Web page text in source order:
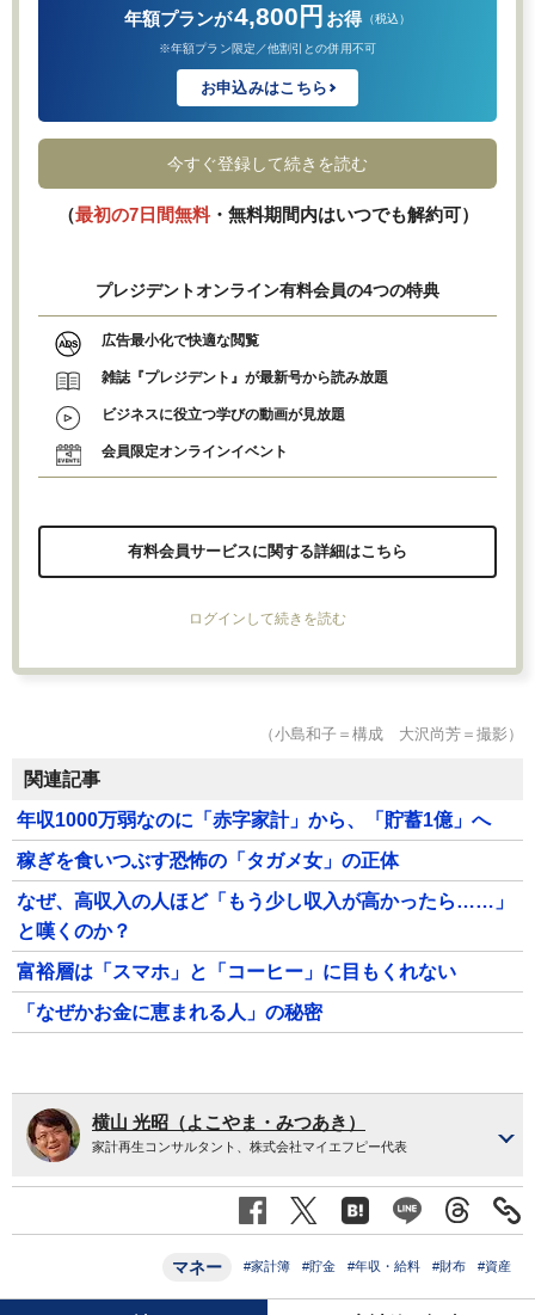
年額プランが4,800円 お得 （税込）
※年額プラン限定／他割引との併用不可
お申込みはこちら
今すぐ登録して続きを読む
（最初の7日間無料・無料期間内はいつでも解約可）
プレジデントオンライン有料会員の4つの特典
広告最小化で快適な閲覧
雑誌『プレジデント』が最新号から読み放題
ビジネスに役立つ学びの動画が見放題
会員限定オンラインイベント
有料会員サービスに関する詳細はこちら
ログインして続きを読む
（小島和子＝構成 大沢尚芳＝撮影）
関連記事
年収1000万弱なのに「赤字家計」から、「貯蓄1億」へ
稼ぎを食いつぶす恐怖の「タガメ女」の正体
なぜ、高収入の人ほど「もう少し収入が高かったら……」
と嘆くのか？
富裕層は「スマホ」と「コーヒー」に目もくれない
「なぜかお金に恵まれる人」の秘密
横山 光昭（よこやま・みつあき）
家計再生コンサルタント、株式会社マイエフピー代表
マネー #家計簿 #貯金 #年収・給料 #財布 #資産